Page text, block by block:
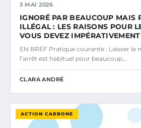
3 MAI 2026
IGNORÉ PAR BEAUCOUP MAIS
ILLÉGAL : LES RAISONS POUR
VOUS DEVEZ
EN BREF Pratique courante : Laisser le
l’arrêt est habituel pour beaucoup…
CLARA ANDRÉ
ACTION CARBONE